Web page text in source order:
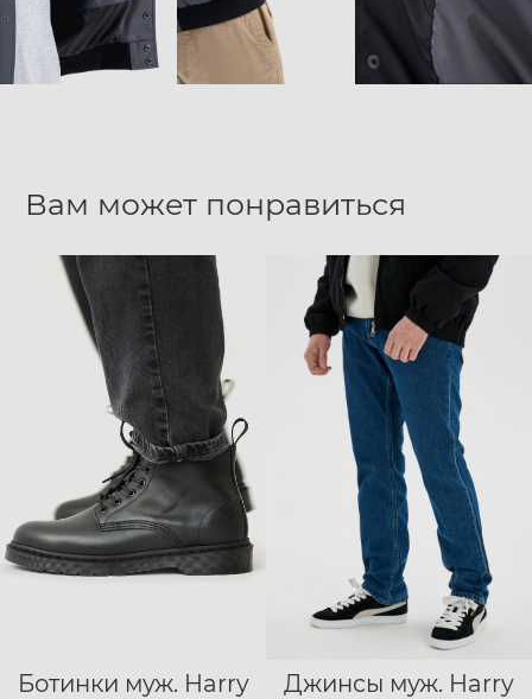
Вам может понравиться
Ботинки муж. Harry
40 41
42
Джинсы муж. Harry
28/32
29/32